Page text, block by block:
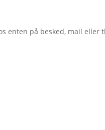
619435-
enten på besked, mail